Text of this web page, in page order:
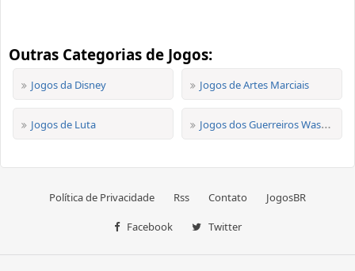
Outras Categorias de Jogos:
Jogos da Disney Jogos de Artes Marciais
Jogos de Luta Jogos dos Guerreiros Wasabi
Política de Privacidade Rss Contato JogosBR
Facebook Twitter